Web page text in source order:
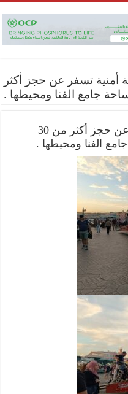
تسفر عن حجز أكثر
مراكش حملة أمنية تسفر عن حجز أكثر من 30
الفنا ومحيطها .